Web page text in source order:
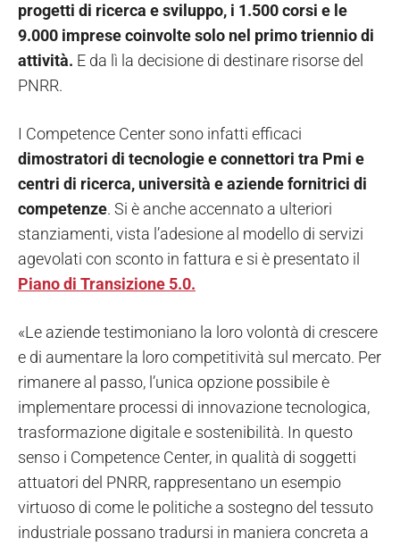
progetti di ricerca e sviluppo, i 1.500 corsi e le
9.000 imprese coinvolte solo nel primo triennio di
attività. E da lì la decisione di destinare risorse del
PNRR.
I Competence Center sono infatti efficaci
dimostratori di tecnologie e connettori tra Pmi e
centri di ricerca, università e aziende fornitrici di
competenze. Si è anche accennato a ulteriori
stanziamenti, vista l’adesione al modello di servizi
agevolati con sconto in fattura e si è presentato il
Piano di Transizione 5.0.
«Le aziende testimoniano la loro volontà di crescere
e di aumentare la loro competitività sul mercato. Per
rimanere al passo, l’unica opzione possibile è
implementare processi di innovazione tecnologica,
trasformazione digitale e sostenibilità. In questo
senso i Competence Center, in qualità di soggetti
attuatori del PNRR, rappresentano un esempio
virtuoso di come le politiche a sostegno del tessuto
industriale possano tradursi in maniera concreta a